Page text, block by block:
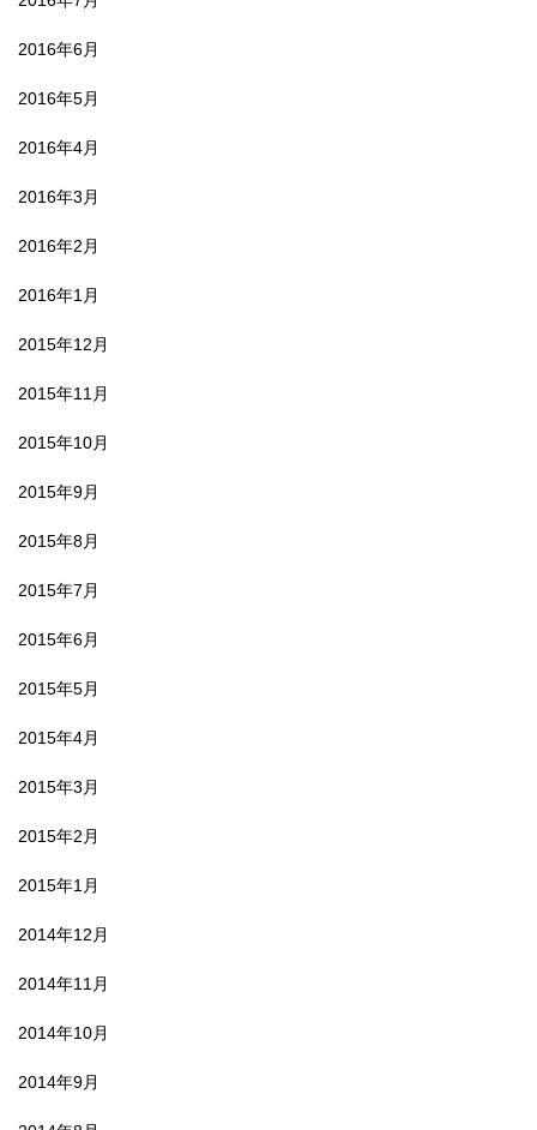
2016年6月
2016年5月
2016年4月
2016年3月
2016年2月
2016年1月
2015年12月
2015年11月
2015年10月
2015年9月
2015年8月
2015年7月
2015年6月
2015年5月
2015年4月
2015年3月
2015年2月
2015年1月
2014年12月
2014年11月
2014年10月
2014年9月